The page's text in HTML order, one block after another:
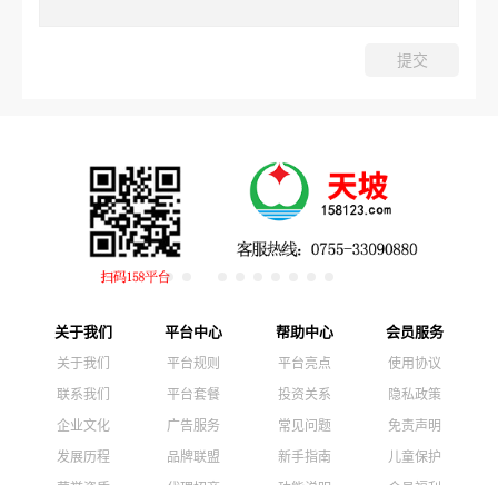
关于我们
关于我们
联系我们
企业文化
发展历程
平台中心
平台规则
平台套餐
广告服务
品牌联盟
帮助中心
平台亮点
投资关系
常见问题
新手指南
会员服务
使用协议
隐私政策
免责声明
儿童保护